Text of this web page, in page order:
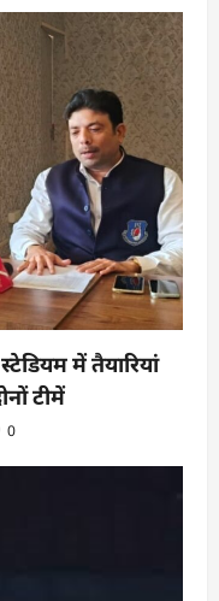
में तैयारियां
टीमें
0